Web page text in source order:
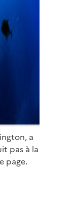
a
pas à la
page.